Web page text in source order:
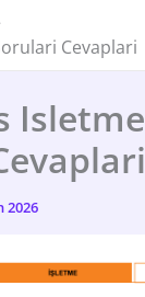
Cevaplari
Isletme
2026